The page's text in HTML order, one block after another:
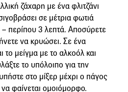
ζάχαρη με ένα φλιτζάνι
σε μέτρια φωτιά
– περίπου 3 λεπτά. Αποσύρετε
να κρυώσει. Σε ένα
το μείγμα με το αλκοόλ και
το υπόλοιπο για την
στο μίξερ μέχρι ο πάγος
να φαίνεται ομοιόμορφο.